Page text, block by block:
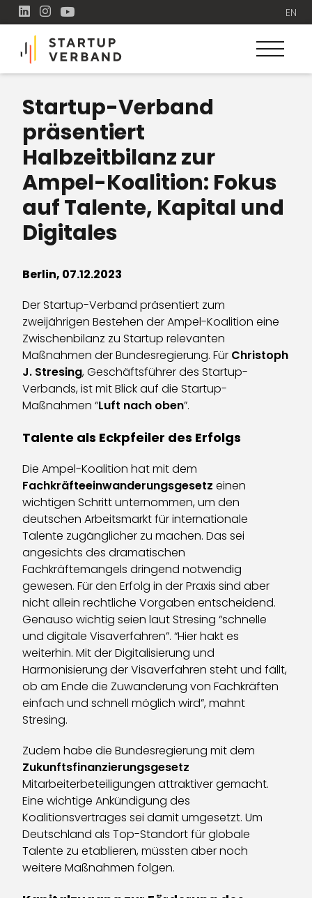
EN
Startup-Verband
präsentiert
Halbzeitbilanz zur
Ampel-Koalition: Fokus
auf Talente, Kapital und
Digitales
Berlin, 07.12.2023
Der Startup-Verband präsentiert zum
zweijährigen Bestehen der Ampel-Koalition eine
Zwischenbilanz zu Startup relevanten
Maßnahmen der Bundesregierung. Für Christoph
J. Stresing, Geschäftsführer des Startup-
Verbands, ist mit Blick auf die Startup-
Maßnahmen “Luft nach oben”.
Talente als Eckpfeiler des Erfolgs
Die Ampel-Koalition hat mit dem
Fachkräfteeinwanderungsgesetzeinen
wichtigen Schritt unternommen, um den
deutschen Arbeitsmarkt für internationale
Talente zugänglicher zu machen. Das sei
angesichts des dramatischen
Fachkräftemangels dringend notwendig
gewesen. Für den Erfolg in der Praxis sind aber
nicht allein rechtliche Vorgaben entscheidend.
Genauso wichtig seien laut Stresing “schnelle
und digitale Visaverfahren”. “Hier hakt es
weiterhin. Mit der Digitalisierung und
Harmonisierung der Visaverfahren steht und fällt,
ob am Ende die Zuwanderung von Fachkräften
einfach und schnell möglich wird”, mahnt
Stresing.
Zudem habe die Bundesregierung mit dem
Zukunftsfinanzierungsgesetz
Mitarbeiterbeteiligungen attraktiver gemacht.
Eine wichtige Ankündigung des
Koalitionsvertrages sei damit umgesetzt. Um
Deutschland als Top-Standort für globale
Talente zu etablieren, müssten aber noch
weitere Maßnahmen folgen.